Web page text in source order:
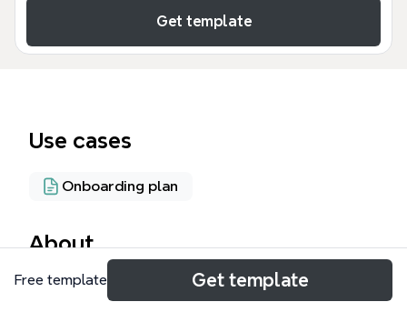
Get template
Use cases
Onboarding plan
About
La carte mentale FORMATION PROFESSIONNELLE
Free template Get template